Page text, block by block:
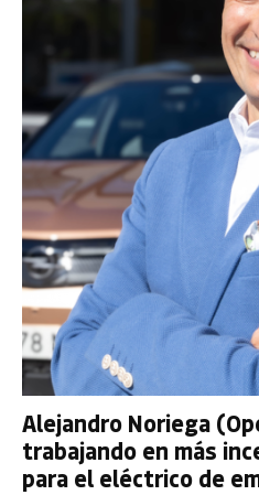
Alejandro Noriega
trabajando en más
para el eléctrico de